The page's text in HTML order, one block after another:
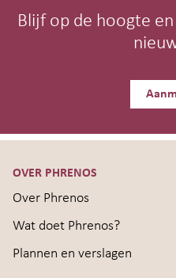
Blijf op de hoogte
OVER PHRENOS
Over Phrenos
Wat doet Phrenos?
Plannen en verslagen